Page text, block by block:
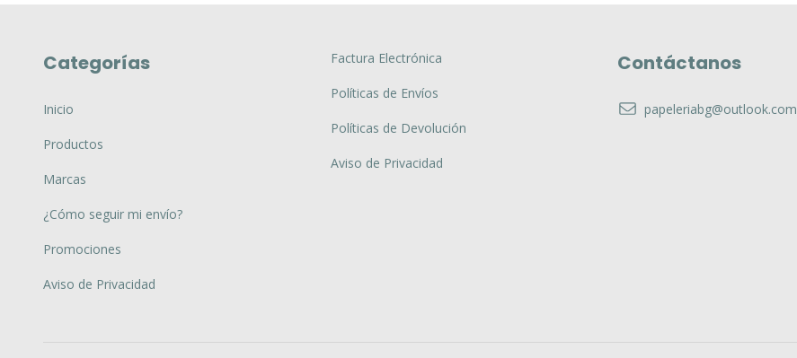
Categorías
Inicio
Productos
Marcas
¿Cómo seguir mi envío?
Promociones
Aviso de Privacidad
Factura Electrónica
Políticas de Envíos
Políticas de Devolución
Aviso de Privacidad
Contáctanos
papeleriabg@outlook.com